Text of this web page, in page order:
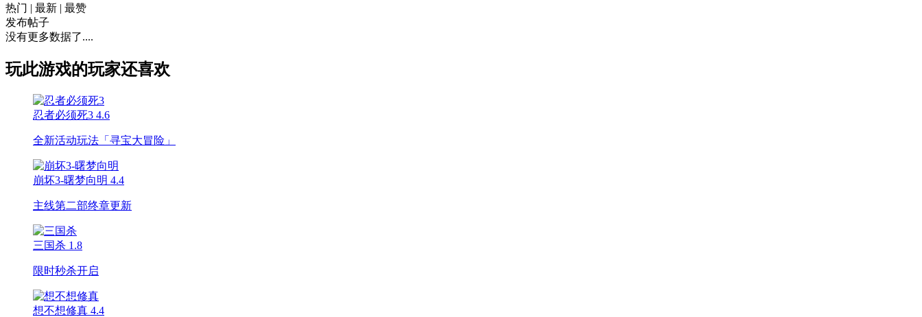
热门 | 最新 | 最赞
发布帖子
没有更多数据了....
玩此游戏的玩家还喜欢
忍者必须死3 4.6
全新活动玩法「寻宝大冒险」
崩坏3-曙梦向明 4.4
主线第二部终章更新
三国杀 1.8
限时秒杀开启
想不想修真 4.4